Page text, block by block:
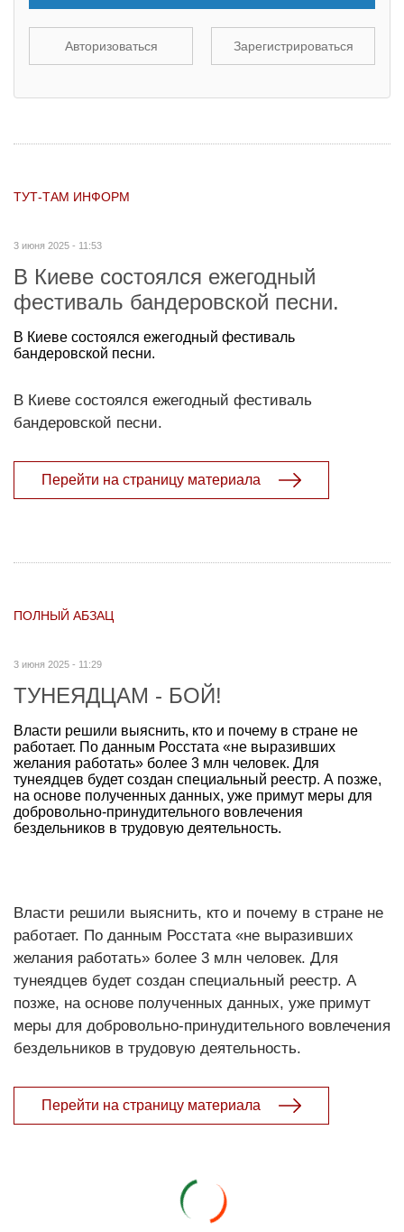
Авторизоваться Зарегистрироваться
ТУТ-ТАМ ИНФОРМ
3 июня 2025 - 11:53
В Киеве состоялся ежегодный
фестиваль бандеровской песни.
В Киеве состоялся ежегодный фестиваль
бандеровской песни.
В Киеве состоялся ежегодный фестиваль
бандеровской песни.
Перейти на страницу материала
ПОЛНЫЙ АБЗАЦ
3 июня 2025 - 11:29
ТУНЕЯДЦАМ - БОЙ!
Власти решили выяснить, кто и почему в стране не
работает. По данным Росстата «не выразивших
желания работать» более 3 млн человек. Для
тунеядцев будет создан специальный реестр. А позже,
на основе полученных данных, уже примут меры для
добровольно-принудительного вовлечения
бездельников в трудовую деятельность.
Власти решили выяснить, кто и почему в стране не
работает. По данным Росстата «не выразивших
желания работать» более 3 млн человек. Для
тунеядцев будет создан специальный реестр. А
позже, на основе полученных данных, уже примут
меры для добровольно-принудительного вовлечения
бездельников в трудовую деятельность.
Перейти на страницу материала